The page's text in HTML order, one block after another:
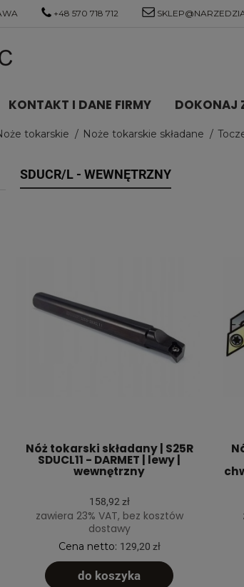
+48 570 718 712
KONTAKT I DANE FIRMY DOKONAJ
tokarskie Noże tokarskie składane
SDUCR/L - WEWNĘTRZNY
Nóż tokarski składany | S25R
SDUCL11 - DARMET | lewy |
wewnętrzny
158,92 zł
zawiera 23% VAT, bez kosztów
dostawy
Cena netto: 129,20 zł
do koszyka